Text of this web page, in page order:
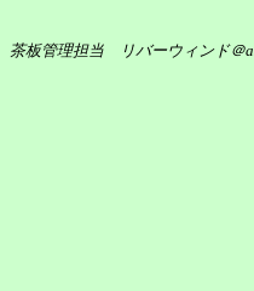
茶板管理担当 リバーウィンド＠